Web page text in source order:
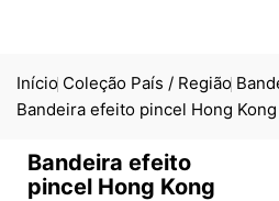
Início Coleção País / Região
Bandeira efeito pincel Hong Kong
Bandeira efeito
pincel Hong Kong